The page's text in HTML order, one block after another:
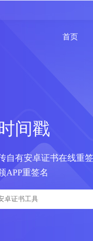
首页
间戳
自有安卓证书在线重
APP重签名